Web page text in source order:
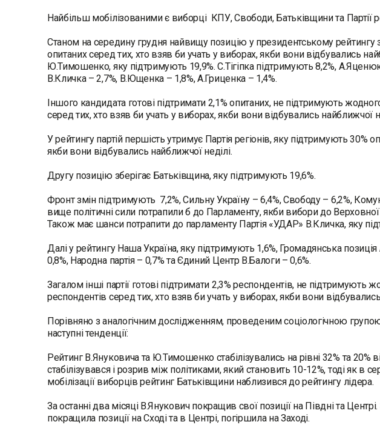
Найбільш мобілізованими є виборці КПУ, Свободи, Батьківщини та Партії
Станом на середину грудня найвищу позицію у президентському рейтингу
опитаних серед тих, хто взяв би учать у виборах, якби вони відбувались
Ю.Тимошенко, яку підтримують 19,9%. С.Тігіпка підтримують 8,2%,
В.Кличка – 2,7%, В.Ющенка – 1,8%, А.Гриценка – 1,4%.
Іншого кандидата готові підтримати 2,1% опитаних, не підтримують
серед тих, хто взяв би учать у виборах, якби вони відбувались найближчої
У рейтингу партій першість утримує Партія регіонів, яку підтримують 30%
якби вони відбувались найближчої неділі.
Другу позицію зберігає Батьківщина, яку підтримують 19,6%.
Фронт змін підтримують 7,2%, Сильну Україну – 6,4%, Свободу – 6,2%,
вище політичні сили потрапили б до Парламенту, якби вибори до
Також має шанси потрапити до парламенту Партія «УДАР» В.Кличка, яку
Далі у рейтингу Наша Україна, яку підтримують 1,6%, Громадянська позиція
0,8%, Народна партія – 0,7% та Єдиний Центр В.Балоги – 0,6%.
Загалом інші партії готові підтримати 2,3% респондентів, не підтримують
респондентів серед тих, хто взяв би учать у виборах, якби вони
Порівняно з аналогічним дослідженням, проведеним соціологічною
наступні тенденції:
Рейтинг В.Януковича та Ю.Тимошенко стабілізувались на рівні 32% та 20%
стабілізувався і розрив між політиками, який становить 10-12%, тоді як в
мобілізації виборців рейтинг Батьківщини наблизився до рейтингу лідера.
За останні два місяці В.Янукович покращив свої позиції на Півдні та
покращила позиції на Сході та в Центрі, погіршила на Заході.